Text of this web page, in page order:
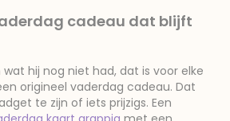
cadeau dat blijft
hij nog niet had, dat is voor elke
origineel vaderdag cadeau. Dat
te zijn of iets prijzigs. Een